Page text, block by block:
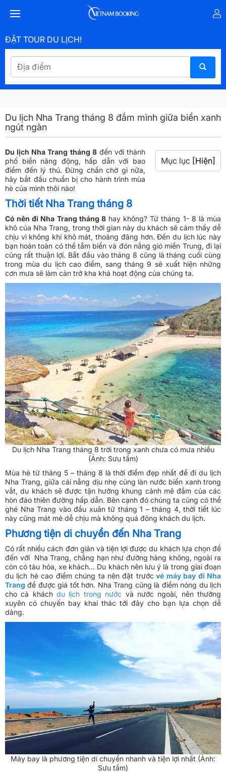
ĐẶT TOUR DU LỊCH!
Du lịch Nha Trang tháng 8 đắm mình giữa biển xanh
ngút ngàn
Mục lục [Hiện]
Du lịch Nha Trang tháng 8đến với thành
phố biển năng động, hấp dẫn với bao
điểm đến lý thú. Đừng chần chờ gì nữa,
hãy bắt đầu chuẩn bị cho hành trình mùa
hè của mình thôi nào!
Thời tiết Nha Trang tháng 8
Có nên đi Nha Trang tháng 8hay không? Từ tháng 1- 8 là mùa
khô của Nha Trang, trong thời gian này du khách sẽ cảm thấy dễ
chịu vì không khí khô mát, thoáng đãng hơn. Đến du lịch lúc này
bạn hoàn toàn có thể tắm biển và đón nắng gió miền Trung, đi lại
cũng rất thuận lợi. Bắt đầu vào tháng 8 cũng là tháng cuối cùng
trong mùa du lịch cao điểm, sang tháng 9 sẽ xuất hiện những
cơn mưa sẽ làm cản trở kha khá hoạt động của chúng ta.
Du lịch Nha Trang tháng 8 trời trong xanh chưa có mưa nhiều
(Ảnh: Sưu tầm)
Mùa hè từ tháng 5 – tháng 8 là thời điểm đẹp nhất để đi du lịch
Nha Trang, giữa cái nắng dịu nhẹ cùng làn nước biển xanh trong
vắt, du khách sẽ được tận hưởng khung cảnh mê đắm của các
hòn đảo thiên đường hấp dẫn. Bên cạnh đó chúng ta cũng có thể
ghé Nha Trang vào đầu xuân từ tháng 1 – tháng 4, thời tiết lúc
này cũng mát mẻ dễ chịu mà không quá đông khách du lịch.
Phương tiện di chuyển đến Nha Trang
Có rất nhiều cách đơn giản và tiện lợi được du khách lựa chọn để
đến với Nha Trang, chẳng hạn như đường hàng không, ngoài ra
còn có tàu hỏa, xe khách... Du khách nên lưu ý là trong giai đoạn
du lịch hè cao điểm chúng ta nên đặt trước vé máy bay đi Nha
Trang để được giá tốt hơn. Nha Trang cũng là điểm nóng du lịch
cho cả kháchdu lịch trong nước và nước ngoài, nên thường
xuyên có chuyến bay khai thác tới đây cho bạn lựa chọn dễ
dàng.
Máy bay là phương tiện di chuyển nhanh và tiện lợi nhất (Ảnh:
Sưu tầm)